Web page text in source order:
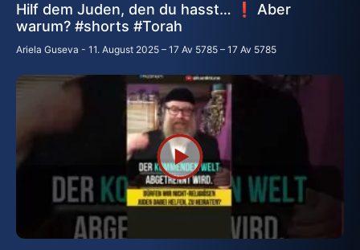
Hilf dem Juden, den du hasst… ❗ Aber
warum? #shorts #Torah
Ariela Guseva 11. August 2025 – 17 Av 5785 – 17 Av 5785